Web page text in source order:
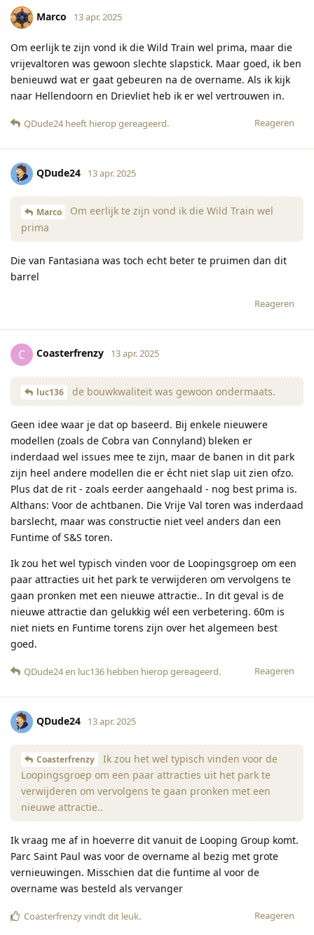
Marco 13 apr. 2025
Om eerlijk te zijn vond ik die Wild Train wel prima, maar die
vrijevaltoren was gewoon slechte slapstick. Maar goed, ik ben
benieuwd wat er gaat gebeuren na de overname. Als ik kijk
naar Hellendoorn en Drievliet heb ik er wel vertrouwen in.
Reageren
QDude24heeft hierop gereageerd.
QDude24 13 apr. 2025
Marco
Om eerlijk te zijn vond ik die Wild Train wel
prima
Die van Fantasiana was toch echt beter te pruimen dan dit
barrel
Reageren
C Coasterfrenzy 13 apr. 2025
luc136 de bouwkwaliteit was gewoon ondermaats.
Geen idee waar je dat op baseerd. Bij enkele nieuwere
modellen (zoals de Cobra van Connyland) bleken er
inderdaad wel issues mee te zijn, maar de banen in dit park
zijn heel andere modellen die er écht niet slap uit zien ofzo.
Plus dat de rit - zoals eerder aangehaald - nog best prima is.
Althans: Voor de achtbanen. Die Vrije Val toren was inderdaad
barslecht, maar was constructie niet veel anders dan een
Funtime of S&S toren.
Ik zou het wel typisch vinden voor de Loopingsgroep om een
paar attracties uit het park te verwijderen om vervolgens te
gaan pronken met een nieuwe attractie.. In dit geval is de
nieuwe attractie dan gelukkig wél een verbetering. 60m is
niet niets en Funtime torens zijn over het algemeen best
goed.
Reageren
QDude24en luc136 hebben hierop gereageerd.
QDude24 13 apr. 2025
Coasterfrenzy
Ik zou het wel typisch vinden voor de
Loopingsgroep om een paar attracties uit het park te
verwijderen om vervolgens te gaan pronken met een
nieuwe attractie..
Ik vraag me af in hoeverre dit vanuit de Looping Group komt.
Parc Saint Paul was voor de overname al bezig met grote
vernieuwingen. Misschien dat die funtime al voor de
overname was besteld als vervanger
Reageren
Coasterfrenzyvindt dit leuk.